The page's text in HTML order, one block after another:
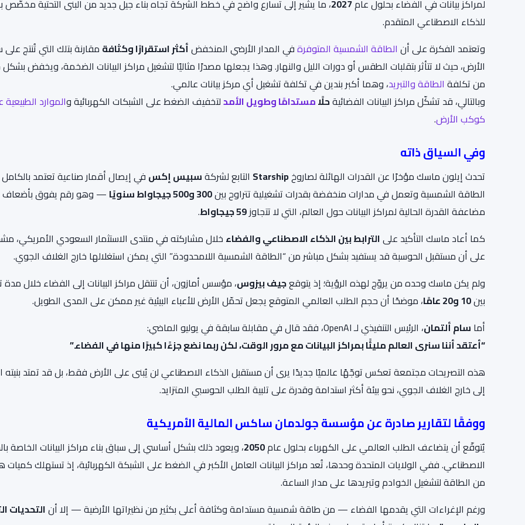
لمراكز بيانات في الفضاء بحلول عام2027، ما يشير إلى تسارع واضح في خطط الشركة تجاه بناء جيل جديد من البنى التحتية مخصّص
للذكاء الاصطناعي المتقدم.
وتعتمد الفكرة على أن الطاقة الشمسية المتوفرةفي المدار الأرضي المنخفضأكثر استقرارًا وكثافة مقارنة بتلك التي تُنتج
الأرض، حيث لا تتأثر بتقلبات الطقس أو دورات الليل والنهار. وهذا يجعلها مصدرًا مثاليًا لتشغيل مراكز البيانات الضخمة، ويخفض
من تكلفة الطاقة والتبريد، وهما أكبر بندين في تكلفة تشغيل أي مركز بيانات عالمي.
وبالتالي، قد تشكّل مراكز البيانات الفضائيةحلًامستدامًا وطويل الأمدلتخفيف الضغط على الشبكات الكهربائية والموارد
كوكب الأرض.
وفي السياق ذاته
تحدث إيلون ماسك مؤخرًا عن القدرات الهائلة لصاروخStarship التابع لشركةسبيس إكس في إيصال أقمار صناعية تعتمد
الطاقة الشمسية وتعمل في مدارات منخفضة بقدرات تشغيلية تتراوح بين300 و500 جيجاواط سنويًا
— وهو رقم يفوق بأضعاف
مضاعفة القدرة الحالية لمراكز البيانات حول العالم، التي لا تتجاوز59 جيجاواط
.
كما أعاد ماسك التأكيد علىالترابط بين الذكاء الاصطناعي والفضاء خلال مشاركته في منتدى الاستثمار السعودي الأمريكي،
على أن مستقبل الحوسبة قد يستفيد بشكل مباشر من “الطاقة الشمسية اللامحدودة” التي يمكن استغلالها خارج الغلاف الجوي.
ولم يكن ماسك وحده من يروّج لهذه الرؤية؛ إذ يتوقعجيف بيزوس، مؤسس أمازون، أن تنتقل مراكز البيانات إلى الفضاء خلال مدة
بين10 و20 عامًا
، موضحًا أن حجم الطلب العالمي المتوقع يجعل تحمّل الأرض للأعباء البيئية غير ممكن على المدى الطويل.
أما سام ألتمان، الرئيس التنفيذي لـ OpenAI، فقد قال في مقابلة سابقة في يوليو الماضي:
“أعتقد أننا سنرى العالم مليئًا بمراكز البيانات مع مرور الوقت، لكن ربما نضع جزءًا كبيرًا منها في الفضاء.”
هذه التصريحات مجتمعة تعكس توجّهًا عالميًا جديدًا يرى أن مستقبل الذكاء الاصطناعي لن يُبنى على الأرض فقط، بل قد تمتد بنيته
إلى خارج الغلاف الجوي، نحو بيئة أكثر استدامة وقدرة على تلبية الطلب الحوسبي المتزايد.
ووفقًا لتقارير صادرة عن مؤسسةجولدمان ساكسالمالية الأمريكية
يُتوقّع أن يتضاعف الطلب العالمي على الكهرباء بحلول عام2050، ويعود ذلك بشكل أساسي إلى سباق بناء مراكز البيانات الخاصة
الاصطناعي. ففي الولايات المتحدة وحدها، تُعد مراكز البيانات العامل الأكبر في الضغط على الشبكة الكهربائية، إذ تستهلك كميات
من الطاقة لتشغيل الخوادم وتبريدها على مدار الساعة.
ورغم الإغراءات التي يقدمها الفضاء — من طاقة شمسية مستدامة وكثافة أعلى بكثير من نظيراتها الأرضية — إلا أنالتحديات